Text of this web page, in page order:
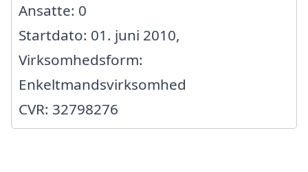
Ansatte: 0
Startdato: 01. juni 2010,
Virksomhedsform:
Enkeltmandsvirksomhed
CVR: 32798276